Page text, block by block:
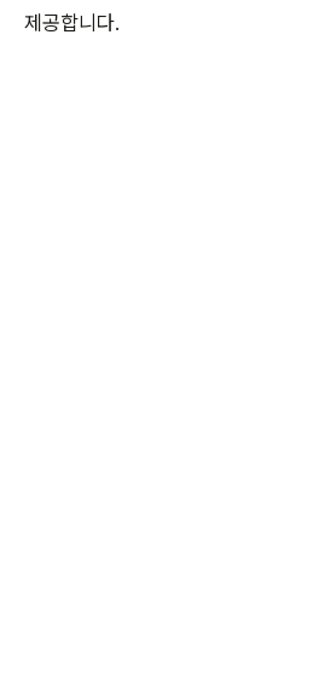
제공합니다.